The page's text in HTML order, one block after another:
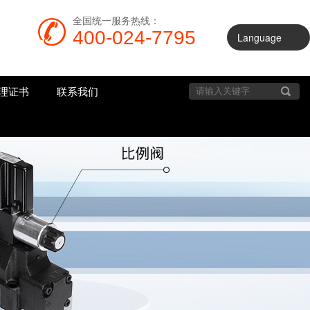
Language
全国统一服务热线：
400-024-7795
证书 联系我们